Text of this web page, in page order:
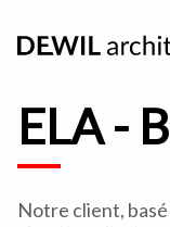
ELA -
Notre client,